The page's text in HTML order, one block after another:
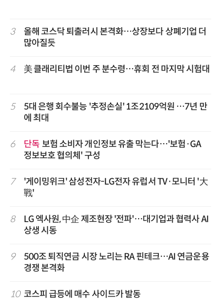
3
올해 코스닥 퇴출러시 본격화…상장보다 상폐기업 더
많아질듯
4 美 클래리티법 이번 주 분수령…휴회 전 마지막 시험대
5
5대 은행 회수불능 '추정손실' 1조2109억원 …7년 만
에 최대
6 단독 보험 소비자 개인정보 유출 막는다…'보험·GA
정보보호 협의체' 구성
7
'게이밍위크' 삼성전자-LG전자 유럽서 TV·모니터 '大
戰'
8
LG 엑사원, 中企 제조현장 '전파'…대기업과 협력사 AI
상생 시동
9
500조 퇴직연금 시장 노리는 RA 핀테크…AI 연금운용
경쟁 본격화
10 코스피 급등에 매수 사이드카 발동